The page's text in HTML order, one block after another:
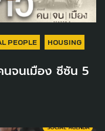
PEOPLE HOUSING
จนเมือง ซีซัน 5